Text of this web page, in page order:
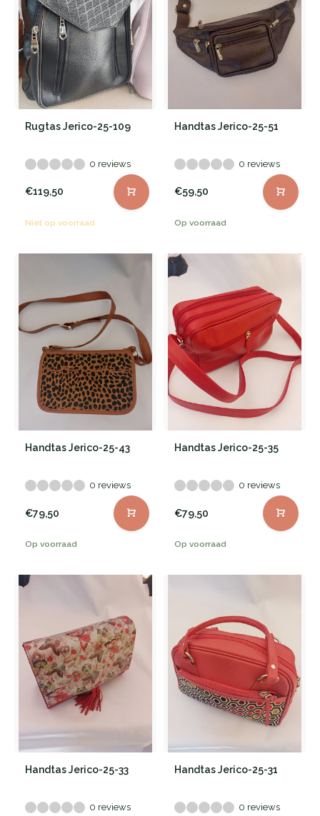
Rugtas Jerico-25-109
0 reviews
€119,50
Niet op voorraad
Handtas Jerico-25-51
0 reviews
€59,50
Op voorraad
Handtas Jerico-25-43
0 reviews
€79,50
Op voorraad
Handtas Jerico-25-35
0 reviews
€79,50
Op voorraad
Handtas Jerico-25-33
0 reviews
Handtas Jerico-25-31
0 reviews